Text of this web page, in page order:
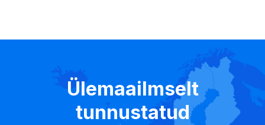
Ülemaailmselt
tunnustatud